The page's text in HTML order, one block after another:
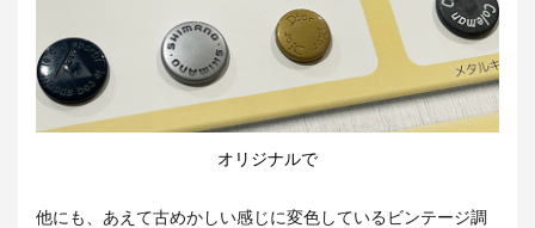
オリジナルで
他にも、あえて古めかしい感じに変色しているビンテージ調